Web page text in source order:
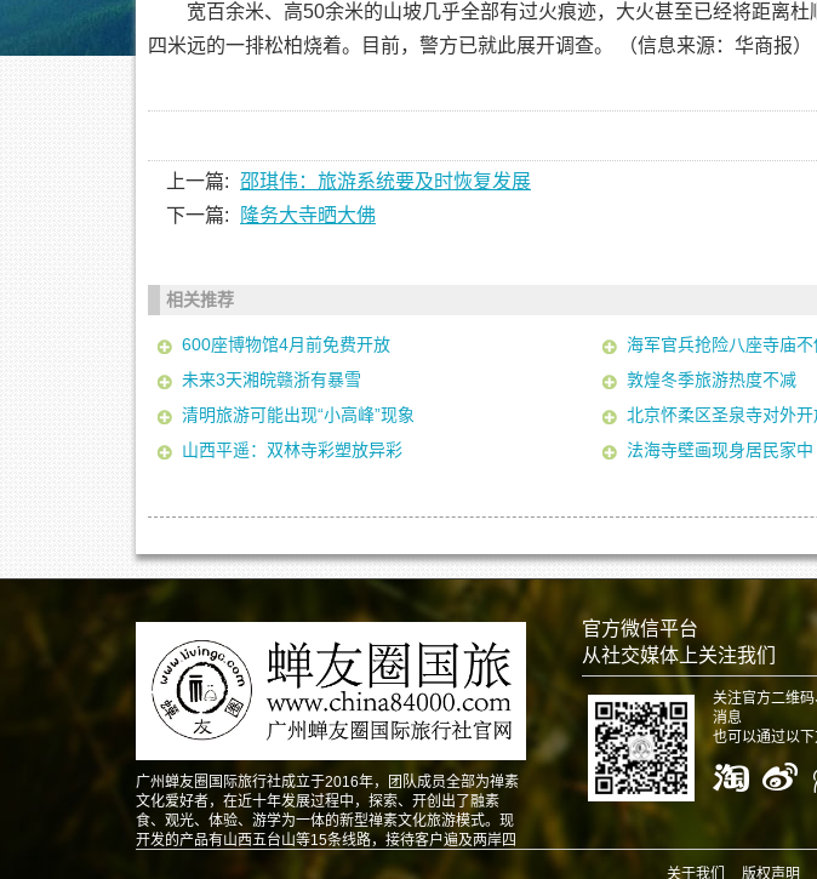
宽百余米、高50余米的山坡几乎全部有过火痕迹，大火甚至已经将距离杜
四米远的一排松柏烧着。目前，警方已就此展开调查。 （信息来源：华商报）
上一篇: 邵琪伟：旅游系统要及时恢复发展
下一篇:
隆务大寺晒大佛
相关推荐
600座博物馆4月前免费开放
海军官兵抢险八座寺庙
未来3天湘皖赣浙有暴雪
敦煌冬季旅游热度不减
清明旅游可能出现“小高峰”现象
北京怀柔区圣泉寺对外开
山西平遥：双林寺彩塑放异彩
法海寺壁画现身居民家中
广州蝉友圈国际旅行社成立于2016年，团队成员全部为禅素
文化爱好者，在近十年发展过程中，探索、开创出了融素
食、观光、体验、游学为一体的新型禅素文化旅游模式。现
开发的产品有山西五台山等15条线路，接待客户遍及两岸四
官方微信平台
从社交媒体上关注我们
关注官方二维
消息
也可以通过以下
关于我们 版权声明